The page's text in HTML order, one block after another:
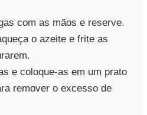
com as mãos e reserve.
o azeite e frite as
e coloque-as em um prato
remover o excesso de